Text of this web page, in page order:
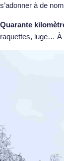
s’adonner à de
Quarante
raquettes, luge… À